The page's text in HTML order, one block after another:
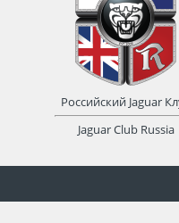
Российский Jaguar
Jaguar Club Russia